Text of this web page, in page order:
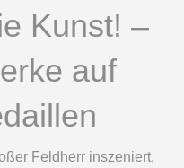
Kunst! –
auf
Feldherr inszeniert,